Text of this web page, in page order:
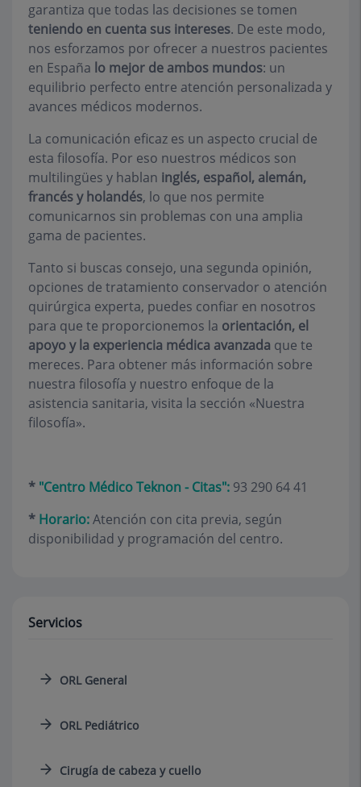
garantiza que todas las decisiones se tomen
teniendo en cuenta sus intereses. De este modo,
nos esforzamos por ofrecer a nuestros pacientes
en España lo mejor de ambos mundos: un
equilibrio perfecto entre atención personalizada y
avances médicos modernos.
La comunicación eficaz es un aspecto crucial de
esta filosofía. Por eso nuestros médicos son
multilingües y hablan inglés, español, alemán,
francés y holandés, lo que nos permite
comunicarnos sin problemas con una amplia
gama de pacientes.
Tanto si buscas consejo, una segunda opinión,
opciones de tratamiento conservador o atención
quirúrgica experta, puedes confiar en nosotros
para que te proporcionemos la orientación, el
apoyo y la experiencia médica avanzada que te
mereces. Para obtener más información sobre
nuestra filosofía y nuestro enfoque de la
asistencia sanitaria, visita la sección «Nuestra
filosofía».
* "Centro Médico Teknon - Citas": 93 290 64 41
* Horario:Atención con cita previa, según
disponibilidad y programación del centro.
Servicios
ORL General
ORL Pediátrico
Cirugía de cabeza y cuello